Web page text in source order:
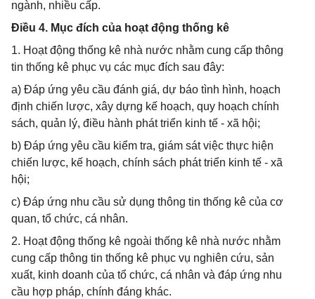
ngành, nhiều cấp.
Điều 4. Mục đích của hoạt động thống kê
1. Hoạt động thống kê nhà nước nhằm cung cấp thông
tin thống kê phục vụ các mục đích sau đây:
a) Đáp ứng yêu cầu đánh giá, dự báo tình hình, hoạch
định chiến lược, xây dựng kế hoạch, quy hoạch chính
sách, quản lý, điều hành phát triển kinh tế - xã hội;
b) Đáp ứng yêu cầu kiểm tra, giám sát việc thực hiện
chiến lược, kế hoạch, chính sách phát triển kinh tế - xã
hội;
c) Đáp ứng nhu cầu sử dụng thông tin thống kê của cơ
quan, tổ chức, cá nhân.
2. Hoạt động thống kê ngoài thống kê nhà nước nhằm
cung cấp thông tin thống kê phục vụ nghiên cứu, sản
xuất, kinh doanh của tổ chức, cá nhân và đáp ứng nhu
cầu hợp pháp, chính đáng khác.